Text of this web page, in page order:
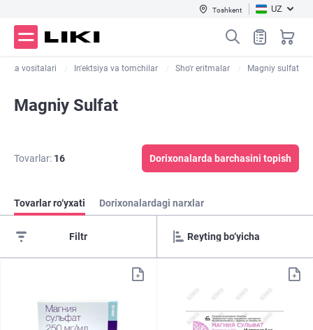
Toshkent UZ
vositalari In'ektsiya va tomchilar Sho'r eritmalar Magniy sulfat
Magniy Sulfat
Tovarlar: 16 Dorixonalarda barchasini topish
Tovarlar ro‘yxati Dorixonalardagi narxlar
Filtr